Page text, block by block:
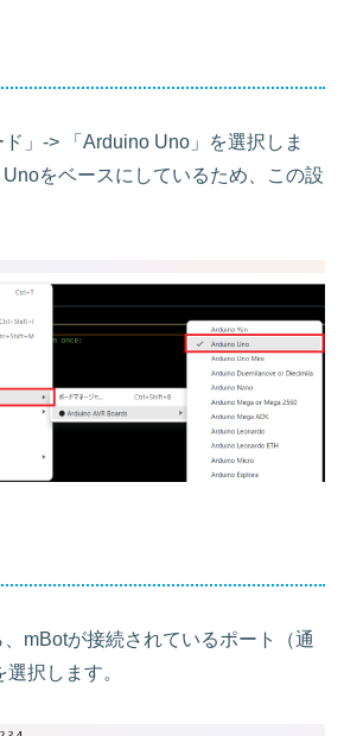
ド」-> 「Arduino Uno」を選択しま
をベースにしているため、この設
mBotが接続されているポート（通
択します。